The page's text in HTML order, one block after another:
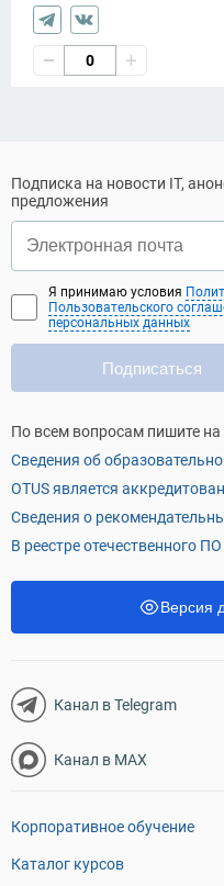
0
Подписка на новости IT,
предложения
Подписаться
Я принимаю условия
Пользовательского
персональных данных
По всем вопросам пишите на
Сведения об
OTUS является
Сведения о
В реестре отечественного
Версия
Канал в Telegram
Канал в MAX
Корпоративное обучение
Каталог курсов